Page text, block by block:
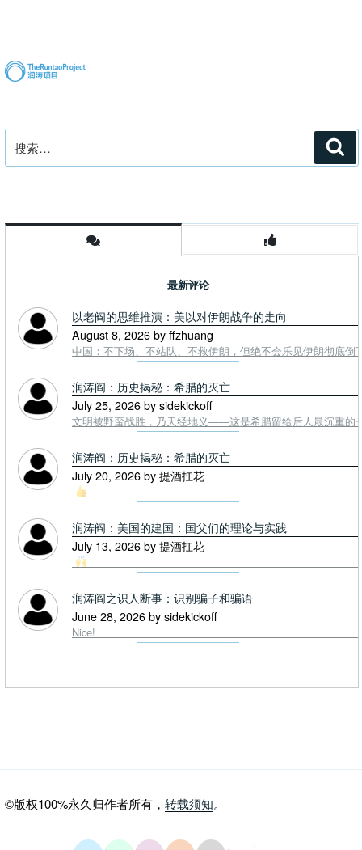
索：
最新评论
以老阎的思维推演：美以对伊朗战争的走向
August 8, 2026 by ffzhuang
中国：不下场、不站队、不救伊朗，但绝不会乐见伊朗彻底
润涛阎：历史揭秘：希腊的灭亡
July 25, 2026 by sidekickoff
文明被野蛮战胜，乃天经地义——这是希腊留给后人最沉重的
润涛阎：历史揭秘：希腊的灭亡
July 20, 2026 by 提酒扛花
润涛阎：美国的建国：国父们的理论与实践
July 13, 2026 by 提酒扛花
润涛阎之识人断事：识别骗子和骗语
June 28, 2026 by sidekickoff
Nice!
©版权100%永久归作者所有， 转载须知。